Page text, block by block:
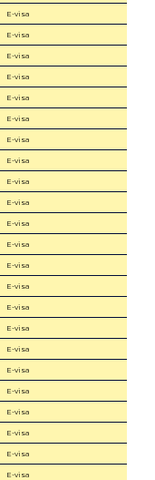
E-visa
E-visa
E-visa
E-visa
E-visa
E-visa
E-visa
E-visa
E-visa
E-visa
E-visa
E-visa
E-visa
E-visa
E-visa
E-visa
E-visa
E-visa
E-visa
E-visa
E-visa
E-visa
E-visa